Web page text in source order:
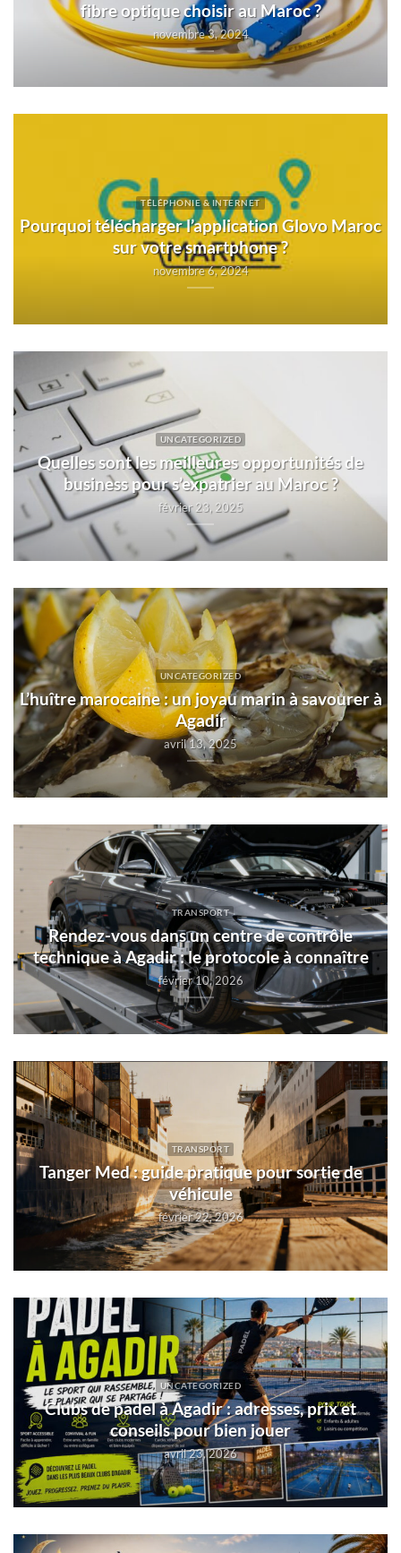
fibre optique choisir au Maroc ?
novembre 3, 2024
TÉLÉPHONIE & INTERNET
Pourquoi télécharger l’application Glovo Maroc
sur votre smartphone ?
novembre 6, 2024
UNCATEGORIZED
Quelles sont les meilleures opportunités de
business pour s’expatrier au Maroc ?
février 23, 2025
UNCATEGORIZED
L’huître marocaine : un joyau marin à savourer à
Agadir
avril 13, 2025
TRANSPORT
Rendez-vous dans un centre de contrôle
technique à Agadir : le protocole à connaître
février 10, 2026
TRANSPORT
Tanger Med : guide pratique pour sortie de
véhicule
février 22, 2026
UNCATEGORIZED
Clubs de padel à Agadir : adresses, prix et
conseils pour bien jouer
avril 23, 2026